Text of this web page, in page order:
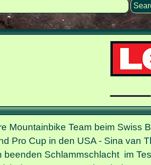
Mountainbike Team beim Swiss
Pro Cup in den USA - Sina van
beenden Schlammschlacht im